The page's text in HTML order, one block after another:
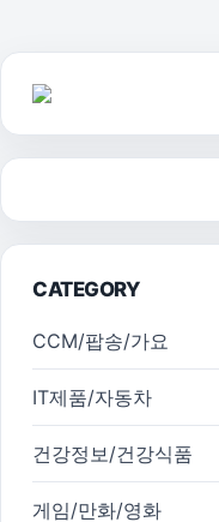
CATEGORY
CCM/팝송/가요
IT제품/자동차
건강정보/건강식품
게임/만화/영화